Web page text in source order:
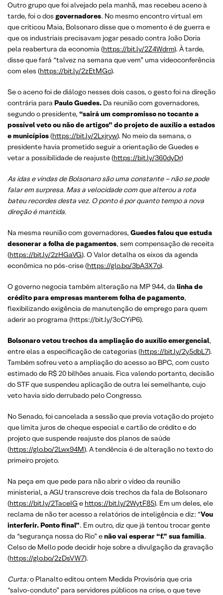
Outro grupo que foi alvejado pela manhã, mas recebeu aceno à
tarde, foi o dos governadores. No mesmo encontro virtual em
que criticou Maia, Bolsonaro disse que o momento é de guerra e
que os industriais precisavam jogar pesado contra João Doria
pela reabertura da economia (https://bit.ly/2Z4Wdrm). À tarde,
disse que fará “talvez na semana que vem” uma videoconferência
com eles (https://bit.ly/2zEtMGc).
Se o aceno foi de diálogo nesses dois casos, o gesto foi na direção
contrária para Paulo Guedes. Da reunião com governadores,
segundo o presidente, “sairá um compromisso no tocante a
possível veto ou não de artigos” do projeto de auxílio a estados
e municípios(https://bit.ly/2Lxjryw). No meio da semana, o
presidente havia prometido seguir a orientação de Guedes e
vetar a possibilidade de reajuste (https://bit.ly/360dyDr)
As idas e vindas de Bolsonaro são uma constante – não se pode
falar em surpresa. Mas a velocidade com que alterou a rota
bateu recordes desta vez. O ponto é por quanto tempo a nova
direção é mantida.
Na mesma reunião com governadores, Guedes falou que estuda
desonerar a folha de pagamentos, sem compensação de receita
(https://bit.ly/2zHGaVG). O Valor detalha os eixos da agenda
econômica no pós-crise (https://glo.bo/3bA3X7o).
O governo negocia também alteração na MP 944, da linha de
crédito para empresas manterem folha de pagamento,
flexibilizando exigência de manutenção de emprego para quem
aderir ao programa (https://bit.ly/3cCYiP6).
Bolsonaro vetou trechos da ampliação do auxílio emergencial,
entre elas a especificação de categorias (https://bit.ly/2y5dbL7).
Também sofreu veto a ampliação do acesso ao BPC, com custo
estimado de R$ 20 bilhões anuais. Fica valendo portanto, decisão
do STF que suspendeu aplicação de outra lei semelhante, cujo
veto havia sido derrubado pelo Congresso.
No Senado, foi cancelada a sessão que previa votação do projeto
que limita juros de cheque especial e cartão de crédito e do
projeto que suspende reajuste dos planos de saúde
(https://glo.bo/2Lwx94M). A tendência é de alteração no texto do
primeiro projeto.
Na peça em que pede para não abrir o vídeo da reunião
ministerial, a AGU transcreve dois trechos da fala de Bolsonaro
(https://bit.ly/2TaceIG e https://bit.ly/2WytF85). Em um deles, ele
reclama de não ter acesso a relatórios de inteligência e diz: “Vou
interferir. Ponto final”. Em outro, diz que já tentou trocar gente
da “segurança nossa do Rio” enão vai esperar “f.” sua família.
Celso de Mello pode decidir hoje sobre a divulgação da gravação
(https://glo.bo/2zDsVW7).
Curta:o Planalto editou ontem Medida Provisória que cria
“salvo-conduto” para servidores públicos na crise, o que teve